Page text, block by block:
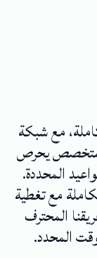
مع شبكة
فريقنا المتخصص يحرص
المحددة.
مع تغطية
فريقنا المحترف
المحدد.